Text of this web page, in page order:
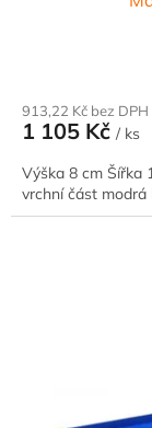
913,22 Kč bez DPH
1 105 Kč / ks
Výška 8 cm Šířka
vrchní část modrá